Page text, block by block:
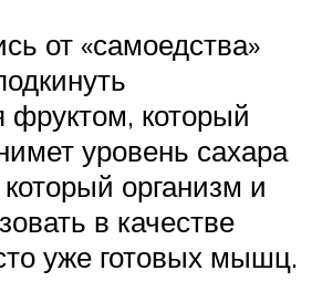
от «самоедства»
фруктом, который
уровень сахара
организм и
в качестве
уже готовых мышц.